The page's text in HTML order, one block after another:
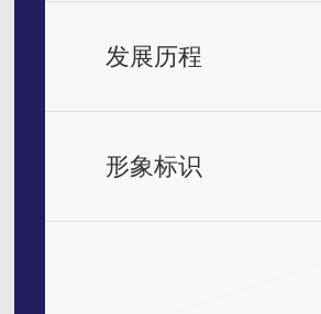
发展历程
形象标识